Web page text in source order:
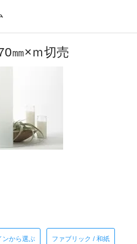
㎜×ｍ切売
ンから選ぶ ファブリック / 和紙